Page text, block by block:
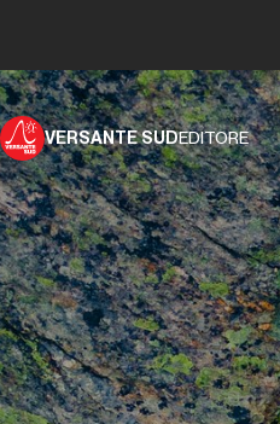
VERSANTE SUDEDITORE